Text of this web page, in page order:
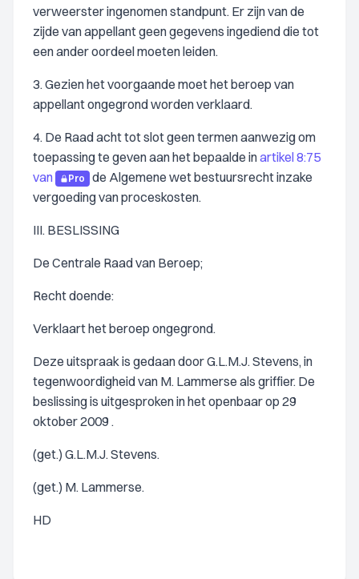
verweerster ingenomen standpunt. Er zijn van de
zijde van appellant geen gegevens ingediend die tot
een ander oordeel moeten leiden.
3. Gezien het voorgaande moet het beroep van
appellant ongegrond worden verklaard.
4. De Raad acht tot slot geen termen aanwezig om
toepassing te geven aan het bepaalde inartikel 8:75
van
Pro
de Algemene wet bestuursrecht inzake
vergoeding van proceskosten.
III. BESLISSING
De Centrale Raad van Beroep;
Recht doende:
Verklaart het beroep ongegrond.
Deze uitspraak is gedaan door G.L.M.J. Stevens, in
tegenwoordigheid van M. Lammerse als griffier. De
beslissing is uitgesproken in het openbaar op 29
oktober 2009 .
(get.) G.L.M.J. Stevens.
(get.) M. Lammerse.
HD